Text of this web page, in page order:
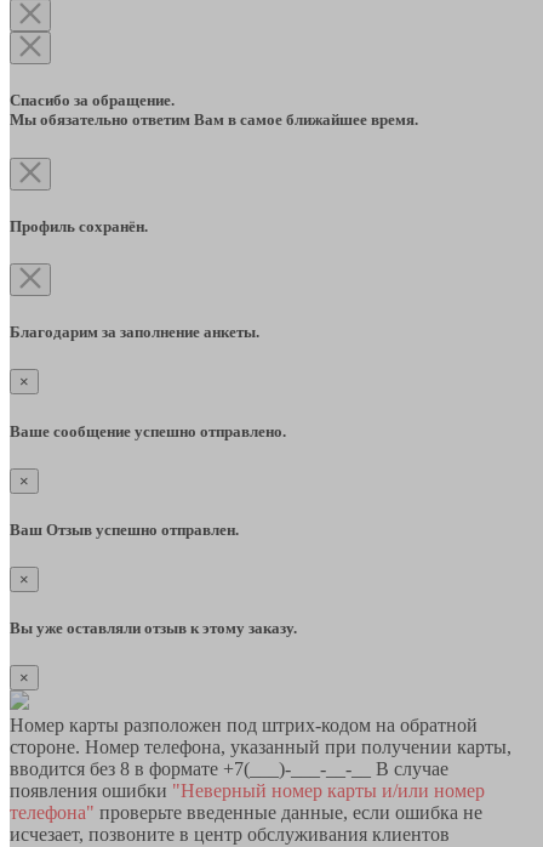
Спасибо за обращение.
Мы обязательно ответим Вам в самое ближайшее время.
Профиль сохранён.
Благодарим за заполнение анкеты.
×
Ваше сообщение успешно отправлено.
×
Ваш Отзыв успешно отправлен.
×
Вы уже оставляли отзыв к этому заказу.
×
Номер карты разположен под штрих-кодом на обратной
стороне. Номер телефона, указанный при получении карты,
вводится без 8 в формате +7(___)-___-__-__ В случае
появления ошибки "Неверный номер карты и/или номер
телефона" проверьте введенные данные, если ошибка не
исчезает, позвоните в центр обслуживания клиентов